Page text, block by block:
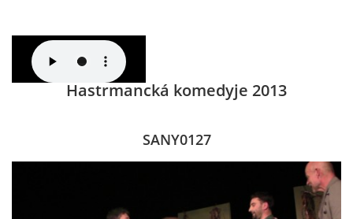
O NÁS
Hastrmancká komedyje 2013
SANY0127